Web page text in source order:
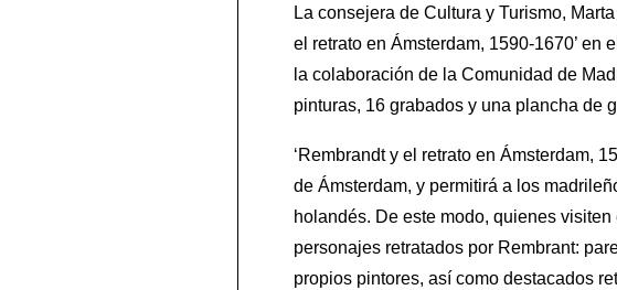
La consejera de Cultura y Turismo,
el retrato en Ámsterdam, 1590-1670’
la colaboración de la Comunidad de
pinturas, 16 grabados y una plancha de
‘Rembrandt y el retrato en Ámsterdam,
de Ámsterdam, y permitirá a los
holandés. De este modo, quienes
personajes retratados por Rembrant:
propios pintores, así como destacados